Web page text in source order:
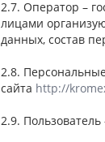
2.7. Оператор –
лицами
данных, состав
2.8.
сайта http://
2.9.